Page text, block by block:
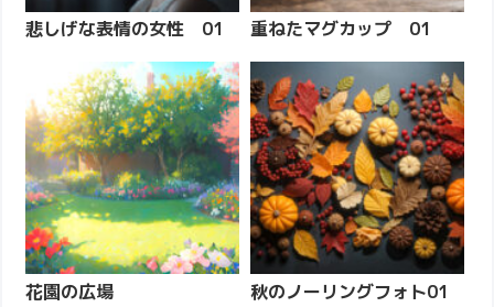
悲しげな表情の女性 01 重ねたマグカップ 01
花園の広場 秋のノーリングフォト01